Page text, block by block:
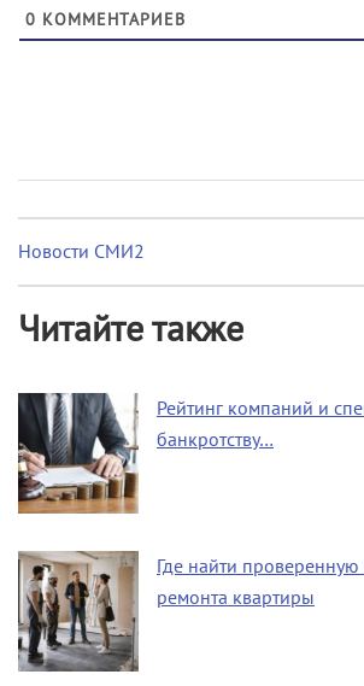
0 КОММЕНТАРИЕВ
Новости СМИ2
Читайте также
Рейтинг компаний и
банкротству…
Где найти проверенную
ремонта квартиры